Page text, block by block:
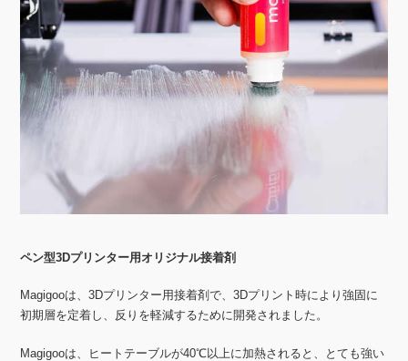
ペン型3Dプリンター用オリジナル接着剤
Magigooは、3Dプリンター用接着剤で、3Dプリント時により強固に
初期層を定着し、反りを軽減するために開発されました。
Magigooは、ヒートテーブルが40℃以上に加熱されると、とても強い